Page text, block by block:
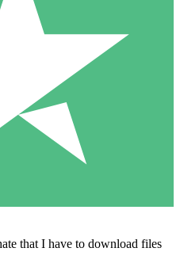
that I have to download files